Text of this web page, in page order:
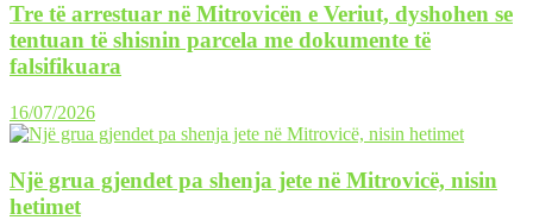
Tre të arrestuar në Mitrovicën e Veriut, dyshohen se
tentuan të shisnin parcela me dokumente të
falsifikuara
16/07/2026
Një grua gjendet pa shenja jete në Mitrovicë, nisin
hetimet